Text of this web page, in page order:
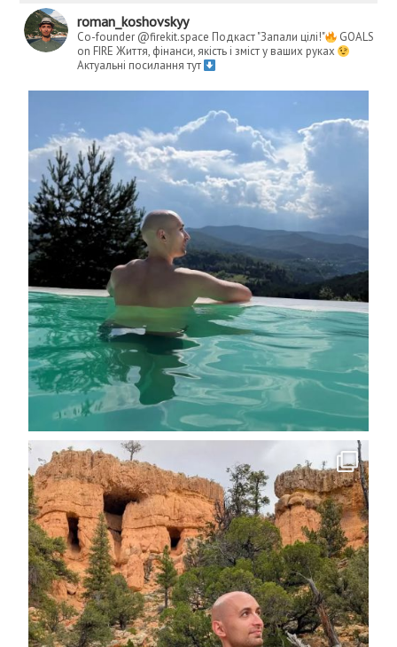
roman_koshovskyy
Co-founder @firekit.space Подкаст "Запали цілі!"
GOALS
on FIRE Життя, фінанси, якість і зміст у ваших руках
Актуальні посилання тут